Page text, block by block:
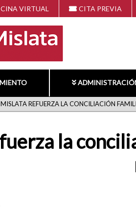
VIRTUAL CITA PREVIA
MISLATA REFUERZA LA CONCILIACIÓN
la